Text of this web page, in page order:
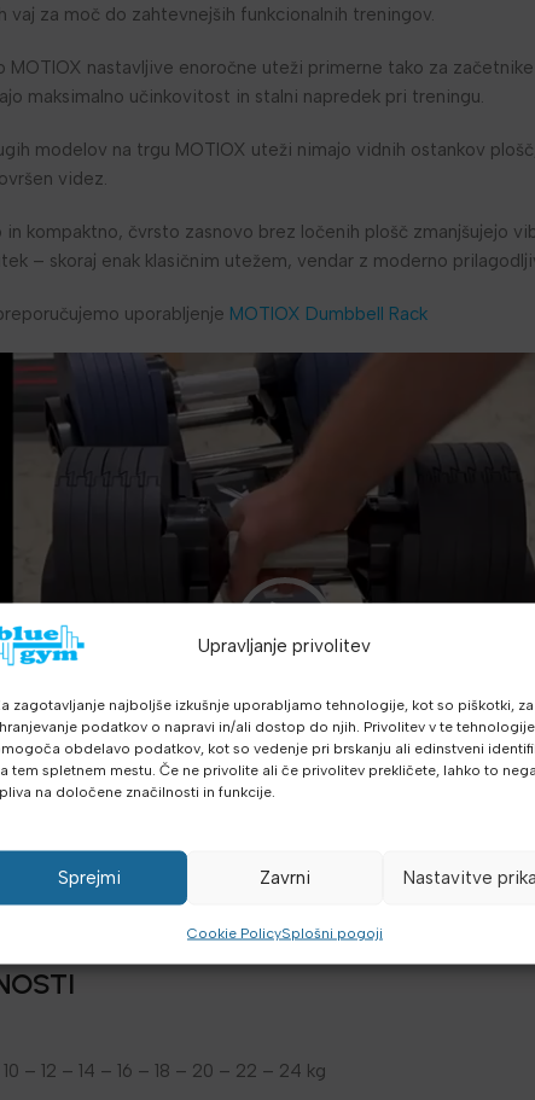
Upravljanje privolitev
zagotavljanje najboljše izkušnje uporabljamo tehnologije, kot so piškotki, za
podatkov o napravi in/ali dostop do njih. Privolitev v te
obdelavo podatkov, kot so vedenje pri brskanju ali edinstveni
tem spletnem mestu. Če ne privolite ali če privolitev prekličete, lahko to
na določene značilnosti in funkcije.
Sprejmi Zavrni Nastavitve
Cookie PolicySplošni pogoji
vaj za moč do zahtevnejših funkcionalnih treningov.
MOTIOX nastavljive enoročne uteži primerne tako za
maksimalno učinkovitost in stalni napredek pri treningu.
modelov na trgu MOTIOX uteži nimajo vidnih ostankov
videz.
kompaktno, čvrsto zasnovo brez ločenih plošč zmanjšujejo
– skoraj enak klasičnim utežem, vendar z moderno
uporabljenje MOTIOX Dumbbell Rack
MOTIOX podesivih enoročna utež 2-24
– 12 – 14 – 16 – 18 – 20 – 22 – 24 kg